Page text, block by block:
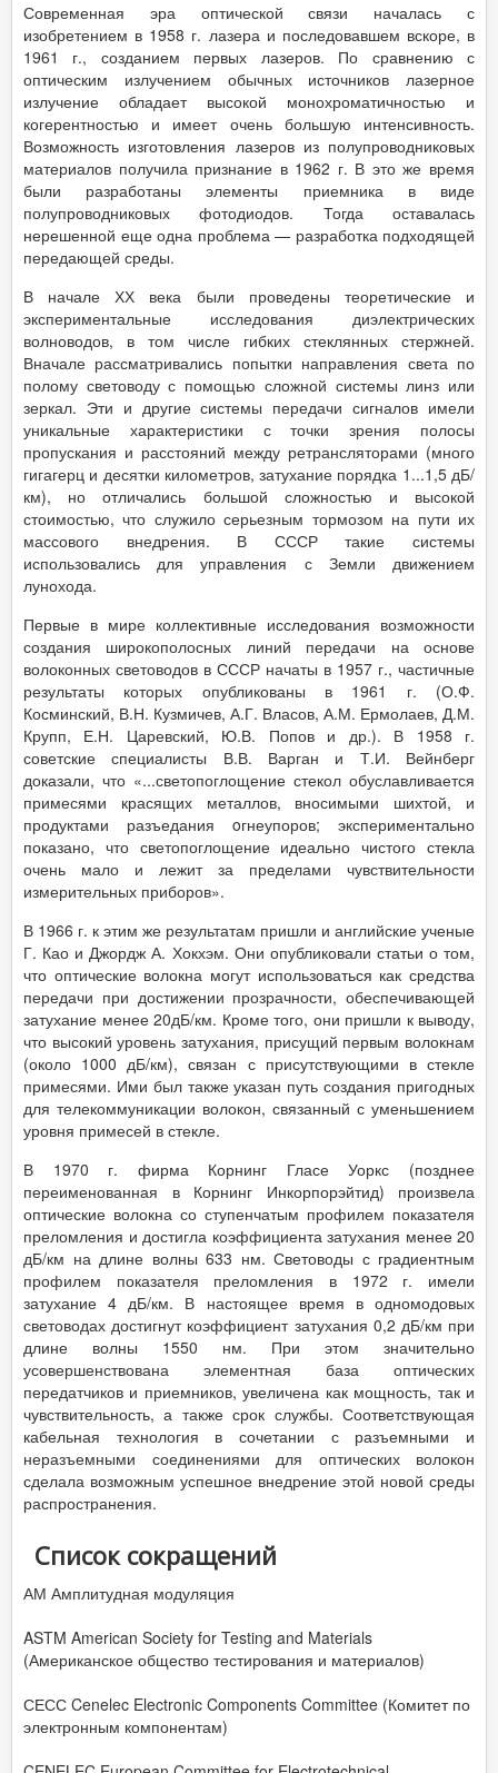
Современная эра оптической связи началась с
изобретением в 1958 г. лазера и последовавшем вскоре, в
1961 г., созданием первых лазеров. По сравнению с
оптическим излучением обычных источников лазерное
излучение обладает высокой монохроматичностью и
когерентностью и имеет очень большую интенсивность.
Возможность изготовления лазеров из полупроводниковых
материалов получила признание в 1962 г. В это же время
были разработаны элементы приемника в виде
полупроводниковых фотодиодов. Тогда оставалась
нерешенной еще одна проблема — разработка подходящей
передающей среды.
В начале ХХ века были проведены теоретические и
экспериментальные исследования диэлектрических
волноводов, в том числе гибких стеклянных стержней.
Вначале рассматривались попытки направления света по
полому световоду с помощью сложной системы линз или
зеркал. Эти и другие системы передачи сигналов имели
уникальные характеристики с точки зрения полосы
пропускания и расстояний между ретрансляторами (много
гигагерц и десятки километров, затухание порядка 1...1,5 дБ/
км), но отличались большой сложностью и высокой
стоимостью, что служило серьезным тормозом на пути их
массового внедрения. В СССР такие системы
использовались для управления с Земли движением
лунохода.
Первые в мире коллективные исследования возможности
создания широкополосных линий передачи на основе
волоконных световодов в СССР начаты в 1957 г., частичные
результаты которых опубликованы в 1961 г. (О.Ф.
Косминский, В.Н. Кузмичев, А.Г. Власов, А.М. Ермолаев, Д.М.
Крупп, Е.Н. Царевский, Ю.В. Попов и др.). В 1958 г.
советские специалисты В.В. Варган и Т.И. Вейнберг
доказали, что «...светопоглощение стекол обуславливается
примесями красящих металлов, вносимыми шихтой, и
продуктами разъедания oгнеупоров; экспериментально
показано, что светопоглощение идеально чистого стекла
очень мало и лежит за пределами чувствительности
измерительных приборов».
В 1966 г. к этим же результатам пришли и английские ученые
Г. Као и Джордж А. Хокхэм. Они опубликовали статьи о том,
что оптические волокна могут использоваться как средства
передачи при достижении прозрачности, обеспечивающей
затухание менее 20дБ/км. Кроме того, они пришли к выводу,
что высокий уровень затухания, присущий первым волокнам
(около 1000 дБ/км), связан с присутствующими в стекле
примесями. Ими был также указан путь создания пригодных
для телекоммуникации волокон, связанный с уменьшением
уровня примесей в стекле.
В 1970 г. фирма Корнинг Гласе Уоркс (позднее
переименованная в Корнинг Инкорпорэйтид) произвела
оптические волокна со ступенчатым профилем показателя
преломления и достигла коэффициента затухания менее 20
дБ/км на длине волны 633 нм. Световоды с градиентным
профилем показателя преломления в 1972 г. имели
затухание 4 дБ/км. В настоящее время в одномодовых
световодах достигнут коэффициент затухания 0,2 дБ/км при
длине волны 1550 нм. При этом значительно
усовершенствована элементная база оптических
передатчиков и приемников, увеличена как мощность, так и
чувствительность, а также срок службы. Соответствующая
кабельная технология в сочетании с разъемными и
неразъемными соединениями для оптических волокон
сделала возможным успешное внедрение этой новой среды
распространения.
Список сокращений
АМ Амплитудная модуляция
ASTM American Society for Testing and Materials
(Американское общество тестирования и материалов)
СЕСС Cenelec Electronic Components Committee (Комитет по
электронным компонентам)